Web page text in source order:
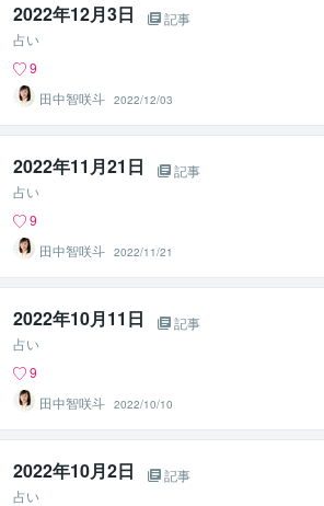
2022年12月3日
記事
占い
9
田中智咲斗 2022/12/03
2022年11月21日
記事
占い
9
田中智咲斗 2022/11/21
2022年10月11日
記事
占い
9
田中智咲斗 2022/10/10
2022年10月2日
記事
占い